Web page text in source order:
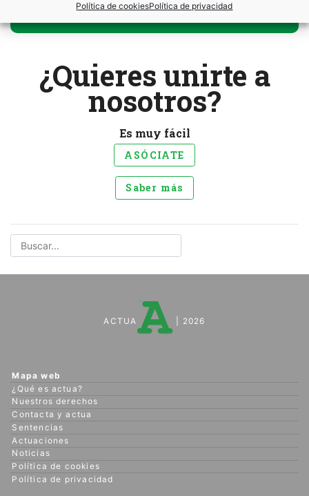
Política de cookiesPolítica de privacidad
¿Has olvidado tu contraseña?
¿Quieres unirte a
nosotros?
Es muy fácil
ASÓCIATE
Saber más
ACTUA | 2026
Mapa web
¿Qué es actua?
Nuestros derechos
Contacta y actua
Sentencias
Actuaciones
Noticias
Política de cookies
Política de privacidad